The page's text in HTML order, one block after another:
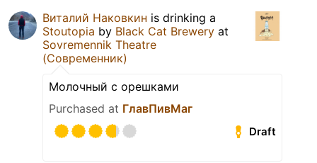
Виталий Наковкин is drinking a
Stoutopia by Black Cat Brewery at
Sovremennik Theatre
(Современник)
Молочный с орешками
Purchased at ГлавПивМаг
Draft